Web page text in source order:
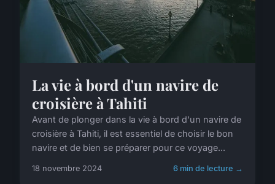
La vie à bord d'un navire de
croisière à Tahiti
Avant de plonger dans la vie à bord d'un navire de
croisière à Tahiti, il est essentiel de choisir le bon
navire et de bien se préparer pour ce voyage...
18 novembre 2024 6 min de lecture →